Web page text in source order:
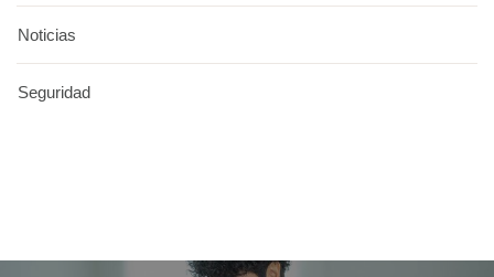
Noticias
Seguridad